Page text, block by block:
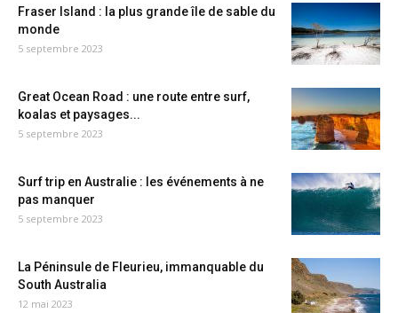
Fraser Island : la plus grande île de sable du
monde
5 septembre 2023
Great Ocean Road : une route entre surf,
koalas et paysages...
5 septembre 2023
Surf trip en Australie : les événements à ne
pas manquer
5 septembre 2023
La Péninsule de Fleurieu, immanquable du
South Australia
12 mai 2023